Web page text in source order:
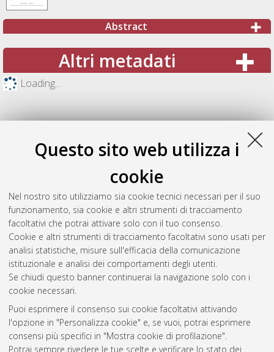
Questo sito web utilizza i
cookie
Nel nostro sito utilizziamo sia cookie tecnici necessari per il suo
funzionamento, sia cookie e altri strumenti di tracciamento
facoltativi che potrai attivare solo con il tuo consenso.
Cookie e altri strumenti di tracciamento facoltativi sono usati per
analisi statistiche, misure sull'efficacia della comunicazione
istituzionale e analisi dei comportamenti degli utenti.
Se chiudi questo banner continuerai la navigazione solo con i
cookie necessari.
Puoi esprimere il consenso sui cookie facoltativi attivando
l'opzione in "Personalizza cookie" e, se vuoi, potrai esprimere
consensi più specifici in "Mostra cookie di profilazione".
Potrai sempre rivedere le tue scelte e verificare lo stato dei
Abstract
Altri metadati
Loading...
Gestione del documento:
Atom
Rss 1.0
Rss 2.0